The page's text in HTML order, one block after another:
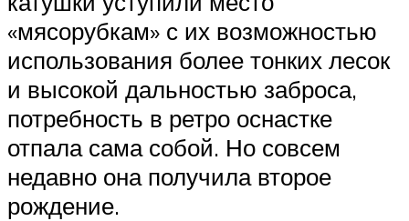
«мясорубкам» с их возможностью
использования более тонких лесок
и высокой дальностью заброса,
потребность в ретро оснастке
отпала сама собой. Но совсем
недавно она получила второе
рождение.